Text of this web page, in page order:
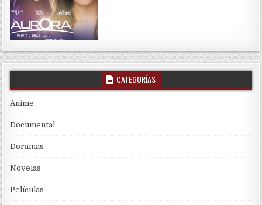
CATEGORÍAS
Anime
Documental
Doramas
Novelas
Películas